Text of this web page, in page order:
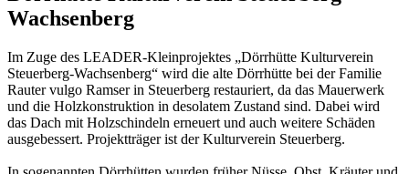
Wachsenberg
Im Zuge des LEADER-Kleinprojektes „Dörrhütte Kulturverein
Steuerberg-Wachsenberg“ wird die alte Dörrhütte bei der Familie
Rauter vulgo Ramser in Steuerberg restauriert, da das Mauerwerk
und die Holzkonstruktion in desolatem Zustand sind. Dabei wird
das Dach mit Holzschindeln erneuert und auch weitere Schäden
ausgebessert. Projektträger ist der Kulturverein Steuerberg.